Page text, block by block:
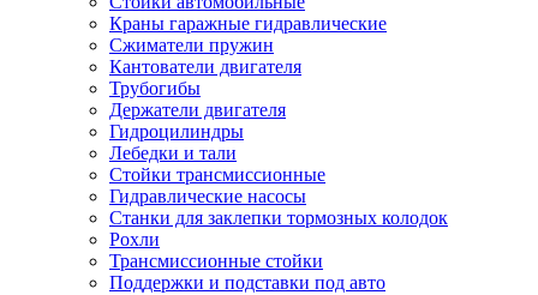
Краны гаражные гидравлические
Сжиматели пружин
Кантователи двигателя
Трубогибы
Держатели двигателя
Гидроцилиндры
Лебедки и тали
Стойки трансмиссионные
Гидравлические насосы
Cтанки для заклепки тормозных колодок
Рохли
Трансмиссионные стойки
Поддержки и подставки под авто